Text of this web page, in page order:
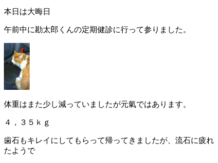
本日は大晦日
午前中に勘太郎くんの定期健診に行って参りました。
体重はまた少し減っていましたが元氣ではあります。
４，３５ｋｇ
歯石もキレイにしてもらって帰ってきましたが、流石に疲れ
たようで